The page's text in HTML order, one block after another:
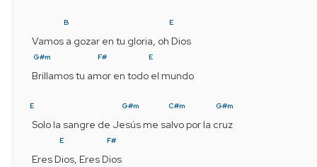
B E
Vamos a gozar en tu gloria, oh Dios
G#m F# E
Brillamos tu amor en todo el mundo
E G#m C#m G#m
Solo la sangre de Jesús me salvo por la cruz
E F#
Eres Dios, Eres Dios